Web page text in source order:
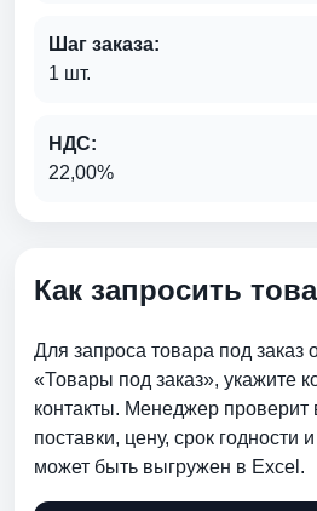
Шаг заказа:
1 шт.
НДС:
22,00%
Как запросить
Для запроса товара под заказ
«Товары под заказ», укажите
контакты. Менеджер проверит
поставки, цену, срок годности
может быть выгружен в Excel.